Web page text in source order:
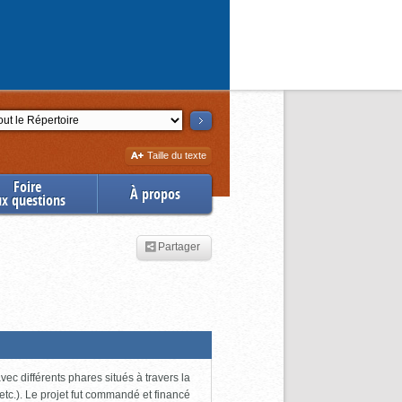
Augmenter
la
Taille du texte
Foire
questions À propos
Partager
différents phares situés à travers la
Le projet fut commandé et financé